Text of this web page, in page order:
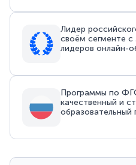
Лидер
своём сегменте
лидеров онлайн-
Программы по
качественный и
образовательный